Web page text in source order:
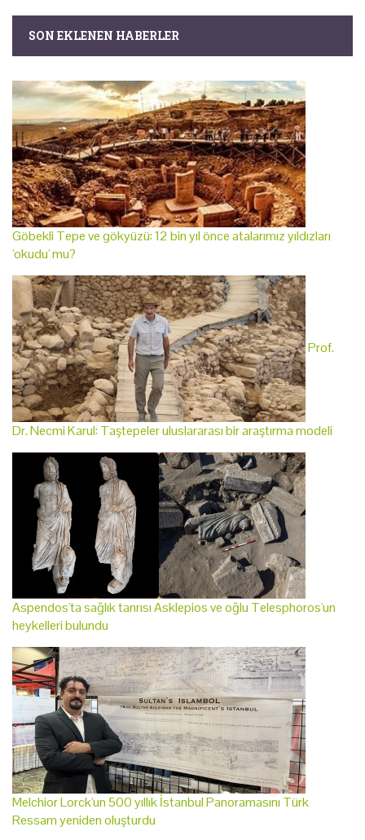
SON EKLENEN HABERLER
Göbekli Tepe ve gökyüzü: 12 bin yıl önce atalarımız yıldızları
'okudu' mu?
Prof.
Dr. Necmi Karul: Taştepeler uluslararası bir araştırma modeli
Aspendos'ta sağlık tanrısı Asklepios ve oğlu Telesphoros'un
heykelleri bulundu
Melchior Lorck'un 500 yıllık İstanbul Panoramasını Türk
Ressam yeniden oluşturdu